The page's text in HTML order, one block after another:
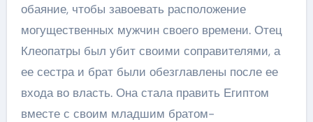
обаяние, чтобы завоевать расположение
могущественных мужчин своего времени. Отец
Клеопатры был убит своими соправителями, а
ее сестра и брат были обезглавлены после ее
входа во власть. Она стала править Египтом
вместе с своим младшим братом-